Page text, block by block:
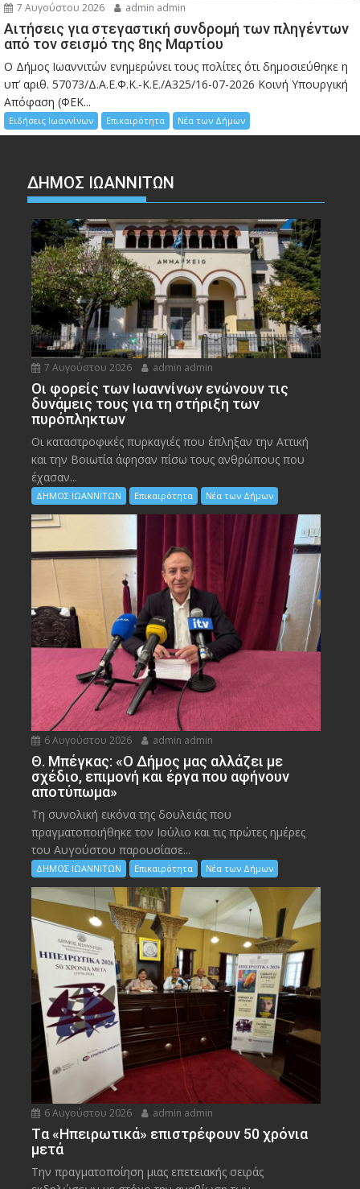
7 Αυγούστου 2026 admin admin
Αιτήσεις για στεγαστική συνδρομή των πληγέντων
από τον σεισμό της 8ης Μαρτίου
Ο Δήμος Ιωαννιτών ενημερώνει τους πολίτες ότι δημοσιεύθηκε η
υπ’ αριθ. 57073/Δ.Α.Ε.Φ.Κ.-Κ.Ε./Α325/16-07-2026 Κοινή Υπουργική
Απόφαση (ΦΕΚ...
Ειδήσεις Ιωαννίνων Επικαιρότητα Νέα των Δήμων
ΔΗΜΟΣ ΙΩΑΝΝΙΤΩΝ
7 Αυγούστου 2026 admin admin
Οι φορείς των Ιωαννίνων ενώνουν τις
δυνάμεις τους για τη στήριξη των
πυρόπληκτων
Οι καταστροφικές πυρκαγιές που έπληξαν την Αττική
και την Bοιωτία άφησαν πίσω τους ανθρώπους που
έχασαν...
ΔΗΜΟΣ ΙΩΑΝΝΙΤΩΝ Επικαιρότητα Νέα των Δήμων
6 Αυγούστου 2026 admin admin
Θ. Μπέγκας: «Ο Δήμος μας αλλάζει με
σχέδιο, επιμονή και έργα που αφήνουν
αποτύπωμα»
Τη συνολική εικόνα της δουλειάς που
πραγματοποιήθηκε τον Ιούλιο και τις πρώτες ημέρες
του Αυγούστου παρουσίασε...
ΔΗΜΟΣ ΙΩΑΝΝΙΤΩΝ Επικαιρότητα Νέα των Δήμων
6 Αυγούστου 2026 admin admin
Tα «Ηπειρωτικά» επιστρέφουν 50 χρόνια
μετά
Την πραγματοποίηση μιας επετειακής σειράς